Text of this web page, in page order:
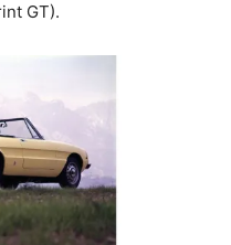
GT).